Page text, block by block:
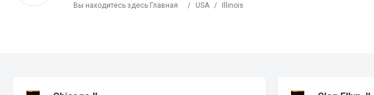
Вы находитесь здесь: Главная / USA / Illinois